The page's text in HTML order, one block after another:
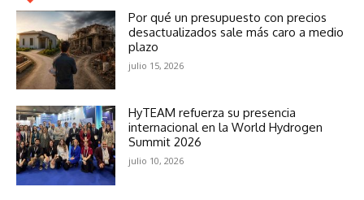
Por qué un presupuesto con precios
desactualizados sale más caro a medio
plazo
julio 15, 2026
HyTEAM refuerza su presencia
internacional en la World Hydrogen
Summit 2026
julio 10, 2026